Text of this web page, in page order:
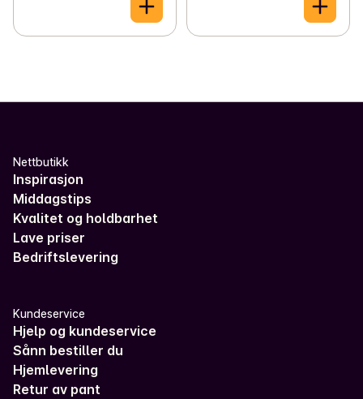
Nettbutikk
Inspirasjon
Middagstips
Kvalitet og holdbarhet
Lave priser
Bedriftslevering
Kundeservice
Hjelp og kundeservice
Sånn bestiller du
Hjemlevering
Retur av pant